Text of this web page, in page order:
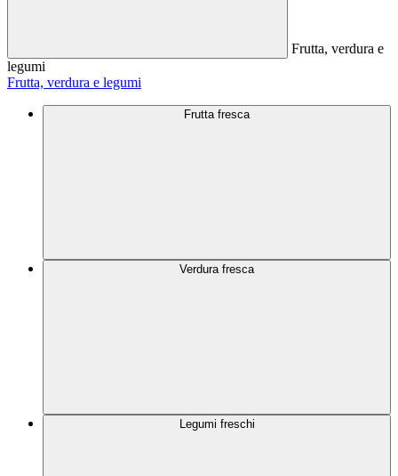
Frutta, verdura e
legumi
Frutta, verdura e legumi
Frutta fresca
Verdura fresca
Legumi freschi